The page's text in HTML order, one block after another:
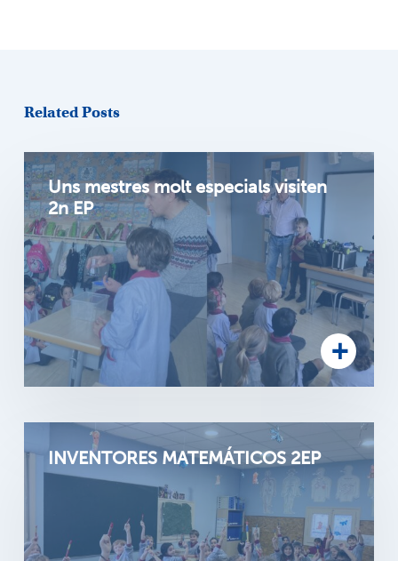
Related Posts
Uns mestres molt especials visiten
2n EP
INVENTORES MATEMÁTICOS 2EP